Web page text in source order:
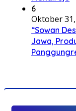
6
Oktober
“Sowan
Jawa,